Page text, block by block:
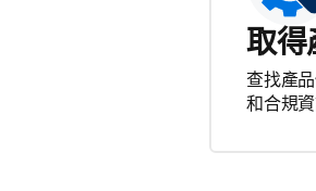
取
查找產
和合規